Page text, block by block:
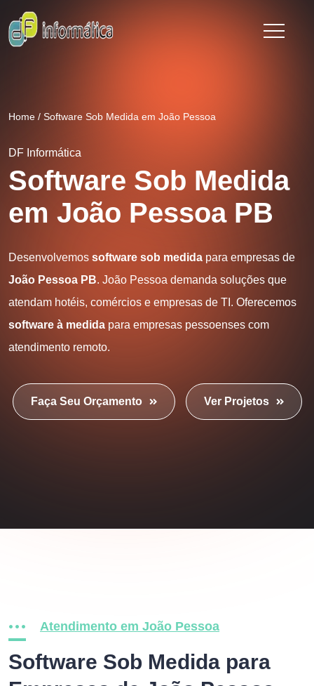
Home / Software Sob Medida em João Pessoa
DF Informática
Software Sob Medida
em João Pessoa PB
Desenvolvemos software sob medida para empresas de
João Pessoa PB. João Pessoa demanda soluções que
atendam hotéis, comércios e empresas de TI. Oferecemos
software à medida para empresas pessoenses com
atendimento remoto.
Faça Seu Orçamento Ver Projetos
Atendimento em João Pessoa
Software Sob Medida para